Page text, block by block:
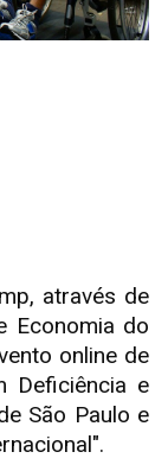
através de
Economia do
online de
Deficiência e
São Paulo e